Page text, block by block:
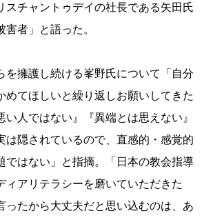
スチャントゥデイの社長である矢田氏
害者」と語った。
を擁護し続ける峯野氏について「自分
めてほしいと繰り返しお願いしてきた
い人ではない』『異端とは思えない』
は隠されているので、直感的・感覚的
ではない」と指摘。「日本の教会指導
ィアリテラシーを磨いていただきた
ったから大丈夫だと思い込むのは、あ